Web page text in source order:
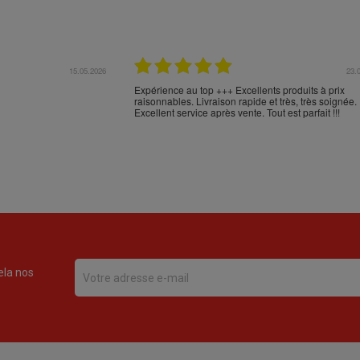
17.04.2026
Espagne et n'en
Comme d'habitude, excellent emballage, mais
aberrant de NOVA POST (versus FEDEX): Cabos de
Palos - Alicante - Barcelone - Milan - Nice - Monoblet
nos